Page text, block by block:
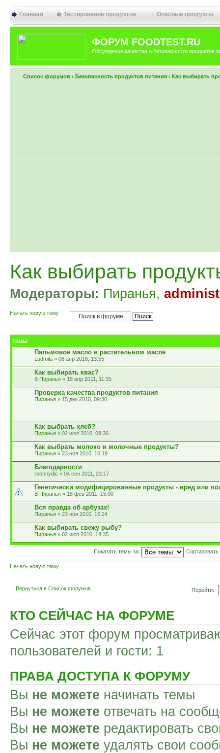
Главная Тестирование продуктов Опасные продукты
ФОРУМ FOODTEST.RU
Обсуждение качества и безопасности продуктов
Список форумов ‹ Безопасность продуктов питания ‹ Как выбирать
Как выбирать
Модераторы: Пиранья,
Начать новую тему
ТЕМЫ
Пальмовое масло в растительном масле
Ludmila » 08 апр 2016, 13:55
Как выбирать квас?
Пиранья » 18 апр 2011, 11:35
Проверка качества продуктов питания
Пиранья » 15 дек 2010, 09:30
Как выбрать хлеб?
Пиранья » 02 июл 2010, 09:36
Как выбрать молоко и молочные продукты?
Пиранья » 23 ноя 2010, 16:19
Благодарности
reennydic » 04 сен 2011, 23:17
Генетически модифицированные продукты - вред или
Пиранья » 18 фев 2011, 15:00
Вся правда об арбузах!
Пиранья » 23 ноя 2010, 16:24
Как выбирать свежу рыбу?
Пиранья » 02 июл 2010, 14:35
Показать темы за:
Начать новую тему
Вернуться в Список форумов Перейти:
КТО СЕЙЧАС НА ФОРУМЕ
Сейчас этот форум
пользователей и гости: 1
ПРАВА ДОСТУПА К ФОРУМУ
Вы не можете начинать темы
Вы не можете отвечать на
Вы не можете редактировать
Вы не можете удалять свои